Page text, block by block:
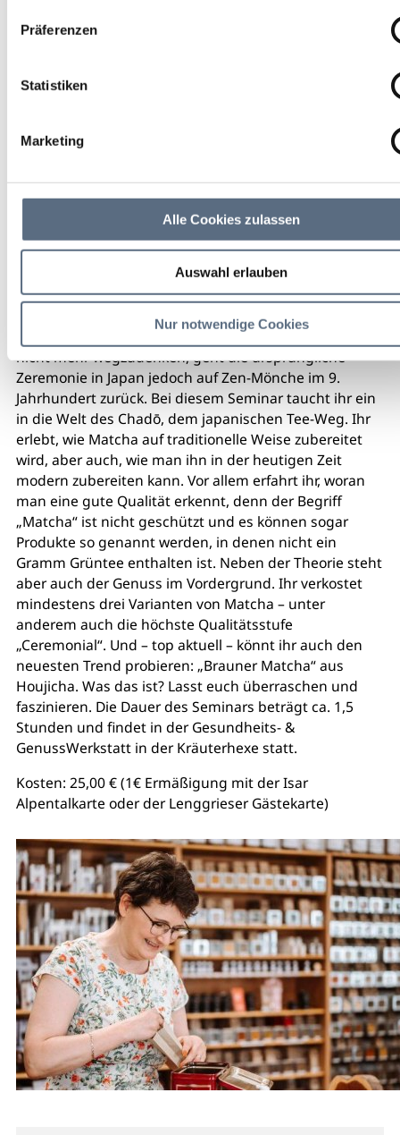
Präferenzen
Statistiken
Marketing
Alle Cookies zulassen
Auswahl erlauben
Nur notwendige Cookies
Kalendereintrag Empfehlen Teilen
Das Thema „Matcha“ ist zurzeit so aktuell wie nie – ob
als Matcha Latte, Kuchen oder in der herzhaften
Küche. Als „Trend“ gehypt und in den sozialen Medien
nicht mehr wegzudenken, geht die ursprüngliche
Zeremonie in Japan jedoch auf Zen‑Mönche im 9.
Jahrhundert zurück. Bei diesem Seminar taucht ihr ein
in die Welt des Chadō, dem japanischen Tee‑Weg. Ihr
erlebt, wie Matcha auf traditionelle Weise zubereitet
wird, aber auch, wie man ihn in der heutigen Zeit
modern zubereiten kann. Vor allem erfahrt ihr, woran
man eine gute Qualität erkennt, denn der Begriff
„Matcha“ ist nicht geschützt und es können sogar
Produkte so genannt werden, in denen nicht ein
Gramm Grüntee enthalten ist. Neben der Theorie steht
aber auch der Genuss im Vordergrund. Ihr verkostet
mindestens drei Varianten von Matcha – unter
anderem auch die höchste Qualitätsstufe
„Ceremonial“. Und – top aktuell – könnt ihr auch den
neuesten Trend probieren: „Brauner Matcha“ aus
Houjicha. Was das ist? Lasst euch überraschen und
faszinieren. Die Dauer des Seminars beträgt ca. 1,5
Stunden und findet in der Gesundheits‑ &
GenussWerkstatt in der Kräuterhexe statt.
Kosten: 25,00 € (1€ Ermäßigung mit der Isar
Alpentalkarte oder der Lenggrieser Gästekarte)